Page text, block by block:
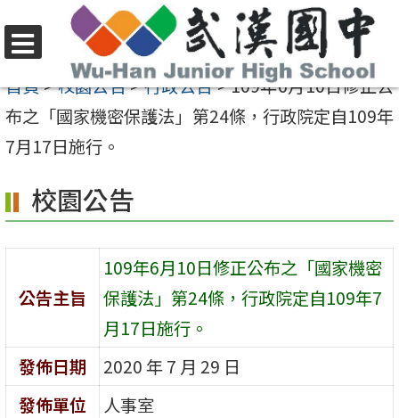
至
要
內
區
選
單
首頁>校園公告>行政公告>109年6月10日修正公
布之「國家機密保護法」第24條，行政院定自109年
7月17日施行。
校園公告
公告主旨
109年6月10日修正公布之「國家機密
保護法」第24條，行政院定自109年7
月17日施行。
發佈日期
2020 年 7 月 29 日
發佈單位
人事室